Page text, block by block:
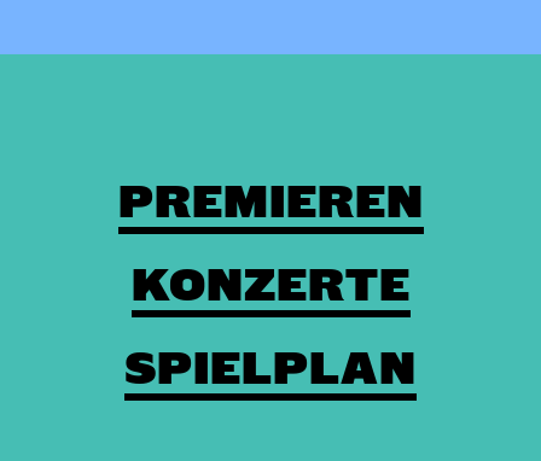
PREMIEREN
KONZERTE
SPIELPLAN